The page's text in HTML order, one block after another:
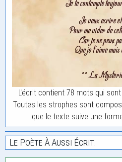
L'écrit contient 78 mots qui
Toutes les strophes sont
que le texte suive une
Le Poète À Aussi Écrit: